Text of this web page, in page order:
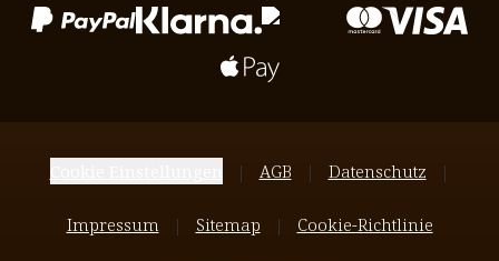
AGB Datenschutz
Impressum Sitemap Cookie-Richtlinie